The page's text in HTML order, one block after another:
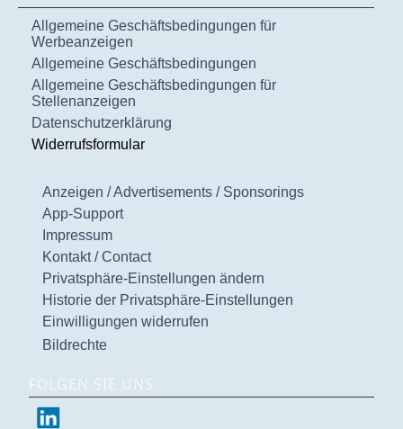
Allgemeine Geschäftsbedingungen für
Werbeanzeigen
Allgemeine Geschäftsbedingungen
Allgemeine Geschäftsbedingungen für
Stellenanzeigen
Datenschutzerklärung
Widerrufsformular
Anzeigen / Advertisements / Sponsorings
App-Support
Impressum
Kontakt / Contact
Privatsphäre-Einstellungen ändern
Historie der Privatsphäre-Einstellungen
Einwilligungen widerrufen
Bildrechte
FOLGEN SIE UNS